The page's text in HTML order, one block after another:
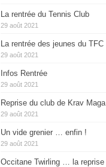
La rentrée du Tennis Club
29 août 2021
La rentrée des jeunes du TFC
29 août 2021
Infos Rentrée
29 août 2021
Reprise du club de Krav Maga
29 août 2021
Un vide grenier … enfin !
29 août 2021
Occitane Twirling … la reprise